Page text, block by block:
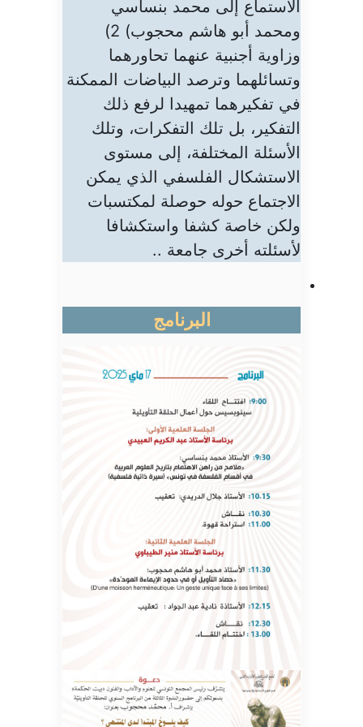
الاستماع إلى محمد بنساسي
ومحمد أبو هاشم محجوب) 2)
وزاوية أجنبية عنهما تحاورهما
وتسائلهما وترصد البياضات الممكنة
في تفكيرهما تمهيدا لرفع ذلك
التفكير، بل تلك التفكرات، وتلك
الأسئلة المختلفة، إلى مستوى
الاستشكال الفلسفي الذي يمكن
الاجتماع حوله حوصلة لمكتسبات
ولكن خاصة كشفا واستكشافا
لأسئلته أخرى جامعة ..
البرنامج